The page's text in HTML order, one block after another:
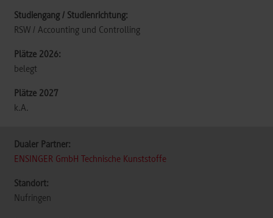
RSW / Accounting und Controlling
belegt
k.A.
ENSINGER GmbH Technische Kunststoffe
Nufringen